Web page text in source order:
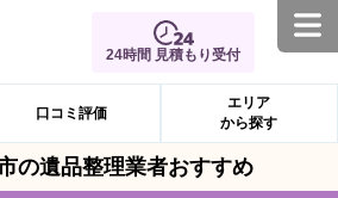
24時間 見積もり受付
口コミ評価
エリア
から探す
の遺品整理業者おすすめ